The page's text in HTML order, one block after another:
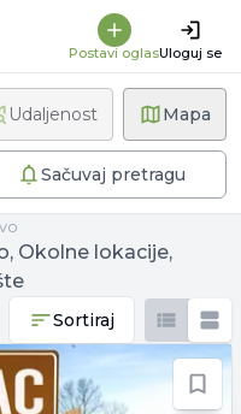
Postavi oglasUloguj se
Mapa
filteraSačuvaj pretragu
Udaljenost
Okolne lokacije,
Sortiraj